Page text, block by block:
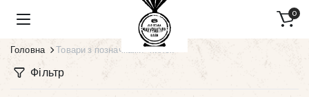
0
Головна Товари з позначками “пилок”
Фільтр